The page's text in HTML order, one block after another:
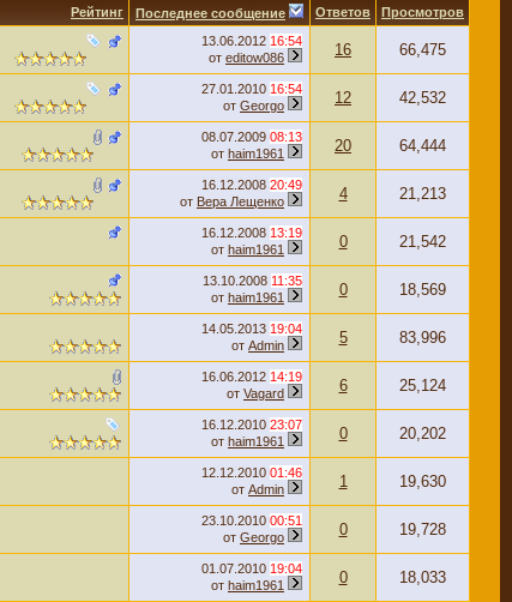
Рейтинг Последнее сообщение Ответов Просмотров
13.06.2012 16:54
от editow086 16 66,475
27.01.2010 16:54
от Georgo 12 42,532
08.07.2009 08:13
от haim1961 20 64,444
16.12.2008 20:49
от Вера Лещенко 4 21,213
16.12.2008 13:19
от haim1961 0 21,542
13.10.2008 11:35
от haim1961 0 18,569
14.05.2013 19:04
от Admin 5 83,996
16.06.2012 14:19
от Vagard 6 25,124
16.12.2010 23:07
от haim1961 0 20,202
12.12.2010 01:46
от Admin 1 19,630
23.10.2010 00:51
от Georgo 0 19,728
01.07.2010 19:04
от haim1961 0 18,033